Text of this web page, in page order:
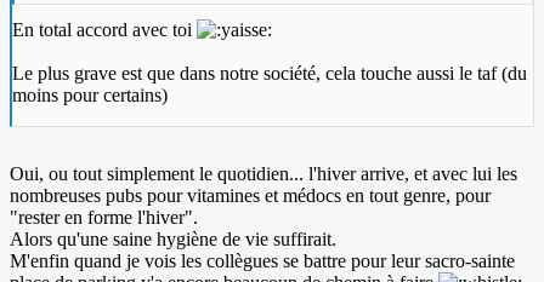
En total accord avec toi
Le plus grave est que dans notre société, cela touche aussi le taf (du
moins pour certains)
Oui, ou tout simplement le quotidien... l'hiver arrive, et avec lui les
nombreuses pubs pour vitamines et médocs en tout genre, pour
"rester en forme l'hiver".
Alors qu'une saine hygiène de vie suffirait.
M'enfin quand je vois les collègues se battre pour leur sacro-sainte